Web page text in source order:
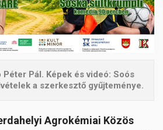
Pál. Képek és videó: Soós
a szerkesztő gyűjteménye.
Agrokémiai Közös